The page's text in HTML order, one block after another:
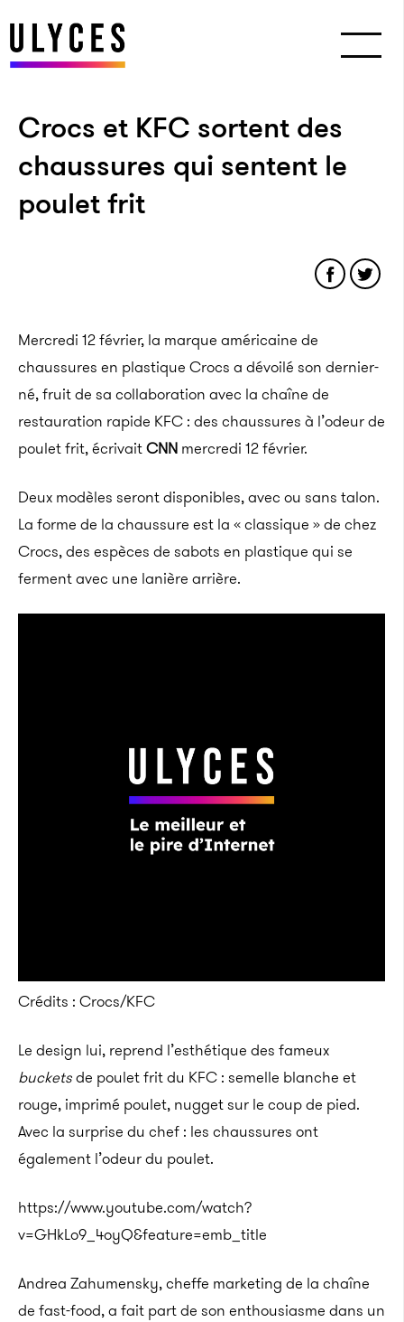
Crocs et KFC sortent des
chaussures qui sentent le
poulet frit
Mercredi 12 février, la marque américaine de
chaussures en plastique Crocs a dévoilé son dernier-
né, fruit de sa collaboration avec la chaîne de
restauration rapide KFC : des chaussures à l’odeur de
poulet frit, écrivaitCNN mercredi 12 février.
Deux modèles seront disponibles, avec ou sans talon.
La forme de la chaussure est la « classique » de chez
Crocs, des espèces de sabots en plastique qui se
ferment avec une lanière arrière.
Crédits : Crocs/KFC
Le design lui, reprend l’esthétique des fameux
bucketsde poulet frit du KFC : semelle blanche et
rouge, imprimé poulet, nugget sur le coup de pied.
Avec la surprise du chef : les chaussures ont
également l’odeur du poulet.
https://www.youtube.com/watch?
v=GHkLo9_4oyQ&feature=emb_title
Andrea Zahumensky, cheffe marketing de la chaîne
de fast-food, a fait part de son enthousiasme dans un